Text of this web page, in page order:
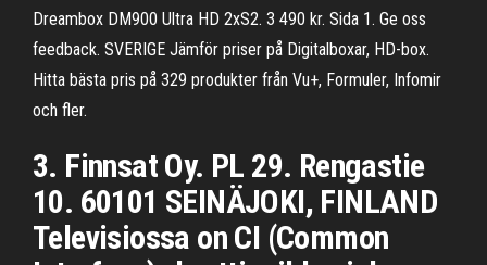
Dreambox DM900 Ultra HD 2xS2. 3 490 kr. Sida 1. Ge oss
feedback. SVERIGE Jämför priser på Digitalboxar, HD-box.
Hitta bästa pris på 329 produkter från Vu+, Formuler, Infomir
och fler.
3. Finnsat Oy. PL 29. Rengastie
10. 60101 SEINÄJOKI, FINLAND
Televisiossa on CI (Common